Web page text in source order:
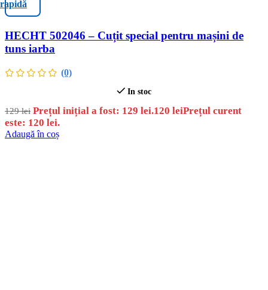
rapidă
HECHT 502046 – Cuțit special pentru mașini de
tuns iarba
(0)
In stoc
129lei Prețul inițial a fost: 129 lei.120 leiPrețul curent
este: 120 lei.
Adaugă în coș